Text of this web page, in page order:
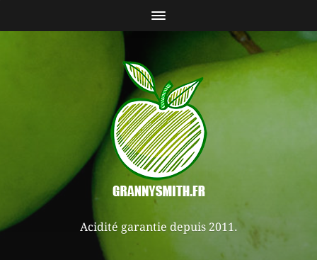
Acidité garantie depuis 2011.